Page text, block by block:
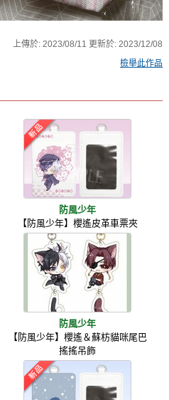
上傳於: 2023/08/11 更新於: 2023/12/08
檢舉此作品
防風少年
【防風少年】櫻遙皮革車票夾
防風少年
【防風少年】櫻遙＆蘇枋貓咪尾巴
搖搖吊飾